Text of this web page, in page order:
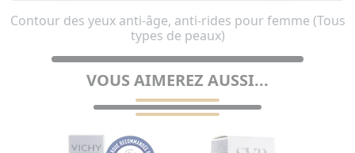
Contour des yeux anti-âge, anti-rides pour femme (Tous
types de peaux)
VOUS AIMEREZ AUSSI...